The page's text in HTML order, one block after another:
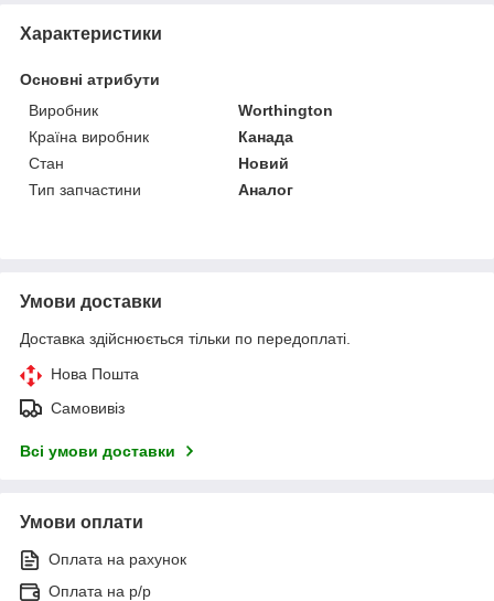
Характеристики
Основні атрибути
Виробник
Worthington
Країна виробник
Канада
Стан
Новий
Тип запчастини
Аналог
Умови доставки
Доставка здійснюється тільки по передоплаті.
Нова Пошта
Самовивіз
Всі умови доставки
Умови оплати
Оплата на рахунок
Оплата на р/р